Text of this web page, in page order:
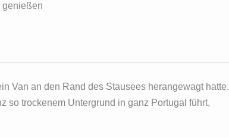
genießen
Van an den Rand des Stausees herangewagt hatte.
so trockenem Untergrund in ganz Portugal führt,